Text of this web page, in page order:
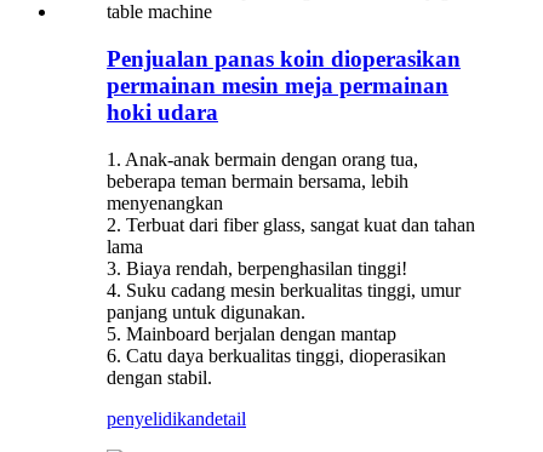
Penjualan panas koin dioperasikan
permainan mesin meja permainan
hoki udara
1. Anak-anak bermain dengan orang tua,
beberapa teman bermain bersama, lebih
menyenangkan
2. Terbuat dari fiber glass, sangat kuat dan tahan
lama
3. Biaya rendah, berpenghasilan tinggi!
4. Suku cadang mesin berkualitas tinggi, umur
panjang untuk digunakan.
5. Mainboard berjalan dengan mantap
6. Catu daya berkualitas tinggi, dioperasikan
dengan stabil.
penyelidikandetail